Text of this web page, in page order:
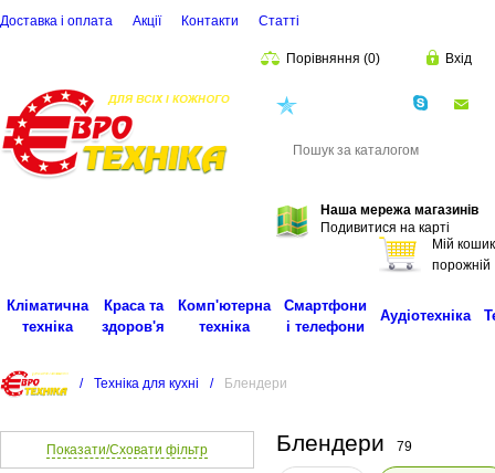
Доставка і оплата Акції Контакти Статті
Порівняння (0) Вхід
Наша мережа магазинів
Подивитися на карті
Мій кошик
порожній
Кліматична
техніка
Краса та
здоров'я
Комп'ютерна
техніка
Смартфони
і телефони
Аудіотехніка
/ Техніка для кухні / Блендери
Показати/Сховати фільтр Блендери 79